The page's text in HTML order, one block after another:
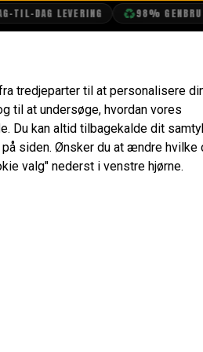
DAG LEVERING 98%
Afdæknings sæt i Rustfri Stål til
tredjeparter til at personalisere
til at undersøge, hvordan vores
Du kan altid tilbagekalde dit
siden. Ønsker du at ændre hvilke
valg" nederst i venstre hjørne.